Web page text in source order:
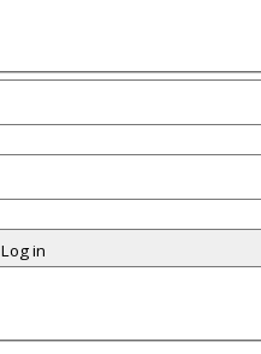
Log in